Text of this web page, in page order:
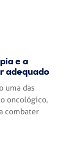
e a
adequado
uma das
oncológico,
combater